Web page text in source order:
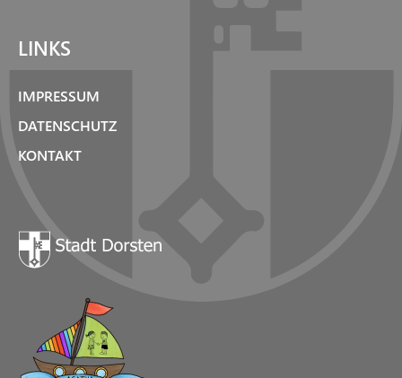
LINKS
IMPRESSUM
DATENSCHUTZ
KONTAKT